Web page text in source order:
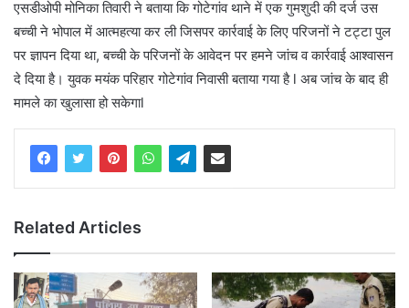
एसडीओपी मोनिका तिवारी ने बताया कि गोटेगांव थाने में एक गुमशुदी की दर्ज उस
बच्ची ने भोपाल में आत्महत्या कर ली जिसपर कार्रवाई के लिए परिजनों ने टट्टा पुल
पर ज्ञापन दिया था, बच्ची के परिजनों के आवेदन पर हमने जांच व कार्रवाई आश्वासन
दे दिया है। युवक मयंक परिहार गोटेगांव निवासी बताया गया है l अब जांच के बाद ही
मामले का खुलासा हो सकेगाl
Related Articles